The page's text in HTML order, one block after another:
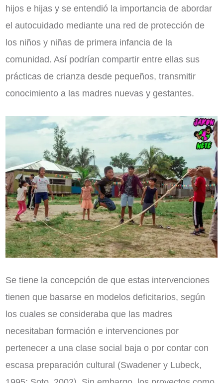
hijos e hijas y se entendió la importancia de abordar
el autocuidado mediante una red de protección de
los niños y niñas de primera infancia de la
comunidad. Así podrían compartir entre ellas sus
prácticas de crianza desde pequeños, transmitir
conocimiento a las madres nuevas y gestantes.
Se tiene la concepción de que estas intervenciones
tienen que basarse en modelos deficitarios, según
los cuales se consideraba que las madres
necesitaban formación e intervenciones por
pertenecer a una clase social baja o por contar con
escasa preparación cultural (Swadener y Lubeck,